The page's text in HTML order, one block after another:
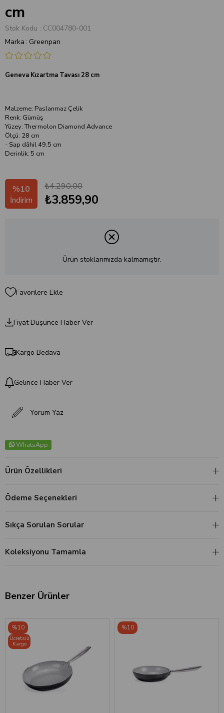
cm
Stok Kodu
CC004780-001
Marka : Greenpan
Geneva Kızartma Tavası 28 cm
Malzeme: Paslanmaz Çelik
Renk: Gümüş
Yüzey: Thermolon Diamond Advance
Ölçü: 28 cm
- Sap dâhil 49,5 cm
Derinlik: 5 cm
%10
İndirim
₺4.290,00
₺3.859,90
Ürün stoklarımızda kalmamıştır.
Favorilere Ekle
Fiyat Düşünce Haber Ver
Kargo Bedava
Gelince Haber Ver
Yorum Yaz
WhatsApp
Ürün Özellikleri
Ödeme Seçenekleri
Sıkça Sorulan Sorular
Koleksiyonu Tamamla
Benzer Ürünler
%10
Ücretsiz
Kargo
%10